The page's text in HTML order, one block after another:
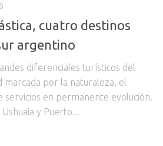
cuatro destinos
argentino
diferenciales turísticos del
marcada por la naturaleza, el
servicios en permanente evolución.
y Puerto...